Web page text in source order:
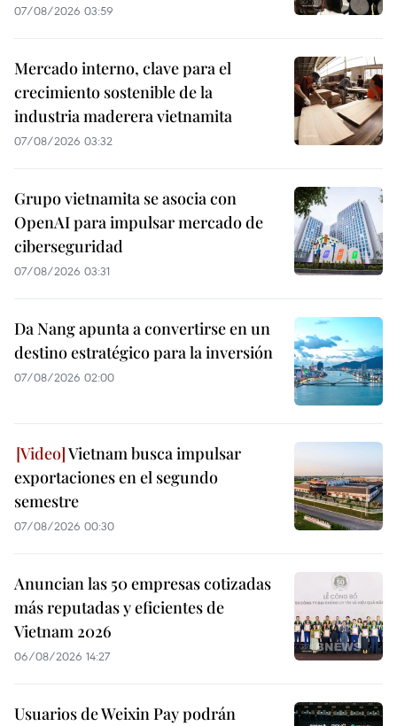
07/08/2026 03:59
Mercado interno, clave para el
crecimiento sostenible de la
industria maderera vietnamita
07/08/2026 03:32
Grupo vietnamita se asocia con
OpenAI para impulsar mercado de
ciberseguridad
07/08/2026 03:31
Da Nang apunta a convertirse en un
destino estratégico para la inversión
07/08/2026 02:00
Vietnam busca impulsar
exportaciones en el segundo
semestre
07/08/2026 00:30
Anuncian las 50 empresas cotizadas
más reputadas y eficientes de
Vietnam 2026
06/08/2026 14:27
Usuarios de Weixin Pay podrán